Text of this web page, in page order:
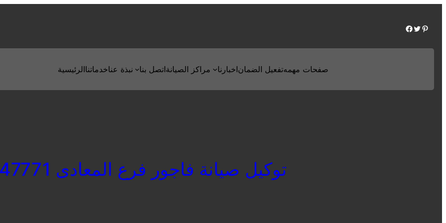
Facebook Twitter Pinterest
الرئيسيةخدماتنانبذة عنا اتصل بنامراكز الصيانة اخبارناتفعيل الضمانصفحات مهمه
توكيل صيانة فاجور فرع المعادى 01129347771